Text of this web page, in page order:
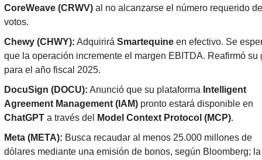
CoreWeave (CRWV) al no alcanzarse el número requerido de
votos.
Chewy (CHWY): Adquirirá Smartequine en efectivo. Se
que la operación incremente el margen EBITDA. Reafirmó su
para el año fiscal 2025.
DocuSign (DOCU): Anunció que su plataforma Intelligent
Agreement Management (IAM)
ChatGPT a través del Model Context Protocol (MCP).
Meta (META): Busca recaudar al menos 25.000 millones de
dólares mediante una emisión de bonos, según Bloomberg; la